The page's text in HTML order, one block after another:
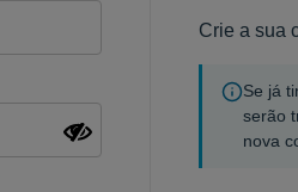
Crie a sua
Se já
serão
nova